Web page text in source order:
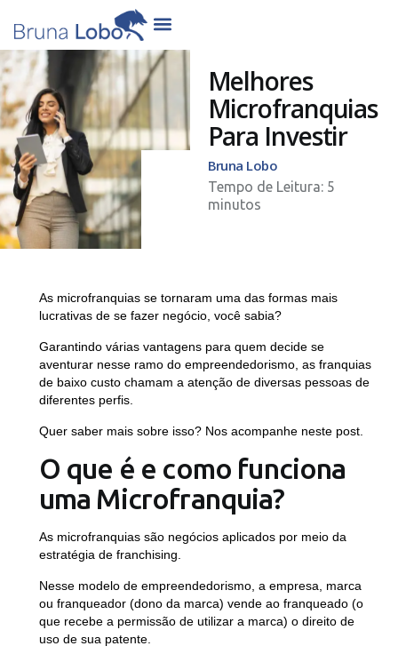
Melhores
Microfranquias
Para Investir
Bruna Lobo
As microfranquias se tornaram uma das formas mais
lucrativas de se fazer negócio, você sabia?
Garantindo várias vantagens para quem decide se
aventurar nesse ramo do empreendedorismo, as franquias
de baixo custo chamam a atenção de diversas pessoas de
diferentes perfis.
Quer saber mais sobre isso? Nos acompanhe neste post.
O que é e como funciona
uma Microfranquia?
As microfranquias são negócios aplicados por meio da
estratégia de franchising.
Nesse modelo de empreendedorismo, a empresa, marca
ou franqueador (dono da marca) vende ao franqueado (o
que recebe a permissão de utilizar a marca) o direito de
uso de sua patente.